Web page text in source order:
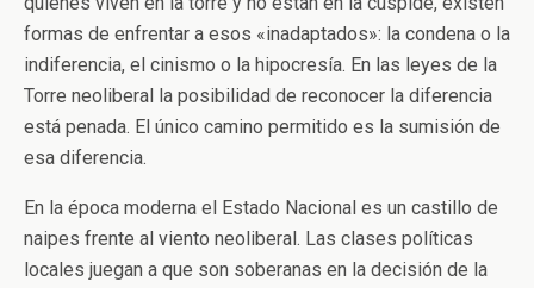
formas de enfrentar a esos «inadaptados»: la condena o la
indiferencia, el cinismo o la hipocresía. En las leyes de la
Torre neoliberal la posibilidad de reconocer la diferencia
está penada. El único camino permitido es la sumisión de
esa diferencia.
En la época moderna el Estado Nacional es un castillo de
naipes frente al viento neoliberal. Las clases políticas
locales juegan a que son soberanas en la decisión de la